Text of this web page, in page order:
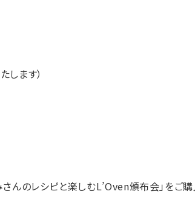
ます）
んのレシピと楽しむL’Oven頒布会」をご